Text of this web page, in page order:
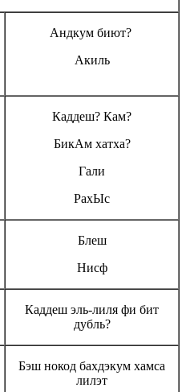
Андкум биют?
Акиль
Каддеш? Кам?
БикАм хатха?
Гали
РахЫс
Блеш
Нисф
Каддеш эль-лиля фи бит
дубль?
Бэш нокод бахдэкум хамса
лилэт